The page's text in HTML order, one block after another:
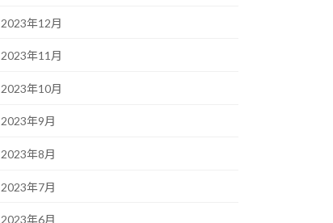
2023年12月
2023年11月
2023年10月
2023年9月
2023年8月
2023年7月
2023年6月